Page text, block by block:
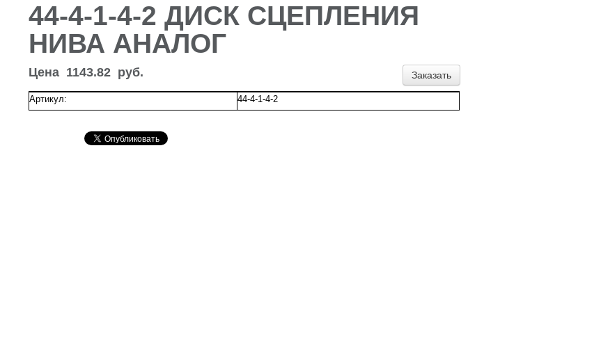
44-4-1-4-2 ДИСК СЦЕПЛЕНИЯ
НИВА АНАЛОГ
Заказать
Цена 1143.82 руб.
Артикул: 44-4-1-4-2